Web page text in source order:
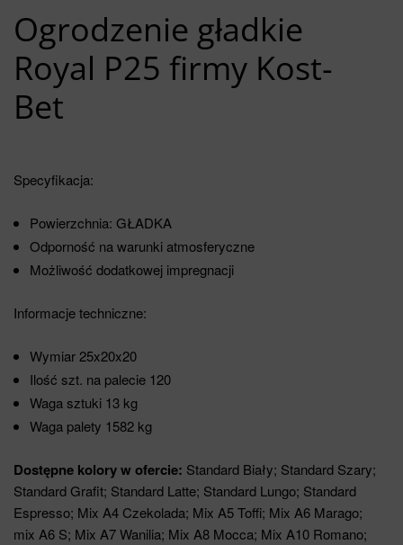
Ogrodzenie gładkie
Royal P25 firmy Kost-
Bet
Specyfikacja:
Powierzchnia: GŁADKA
Odporność na warunki atmosferyczne
Możliwość dodatkowej impregnacji
Informacje techniczne:
Wymiar 25x20x20
Ilość szt. na palecie 120
Waga sztuki 13 kg
Waga palety 1582 kg
Dostępne kolory w ofercie: Standard Biały; Standard Szary;
Standard Grafit; Standard Latte; Standard Lungo; Standard
Espresso; Mix A4 Czekolada; Mix A5 Toffi; Mix A6 Marago;
mix A6 S; Mix A7 Wanilia; Mix A8 Mocca; Mix A10 Romano;